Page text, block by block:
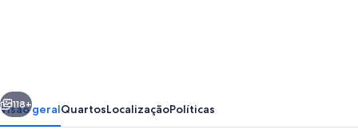
Próximo
118+
Visão geralQuartosLocalizaçãoPolíticas